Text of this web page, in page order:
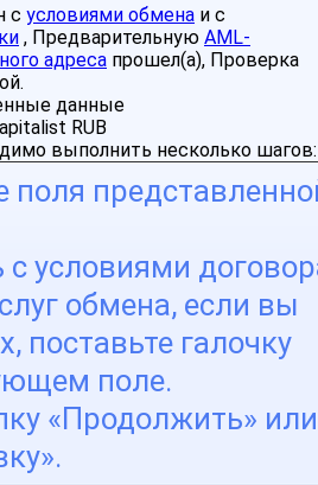
с условиями обмена и с
, Предварительную AML-
адреса прошел(а), Проверка
данные
RUB
выполнить несколько шагов:
поля
с условиями
обмена, если вы
поставьте галочку
поле.
«Продолжить» или